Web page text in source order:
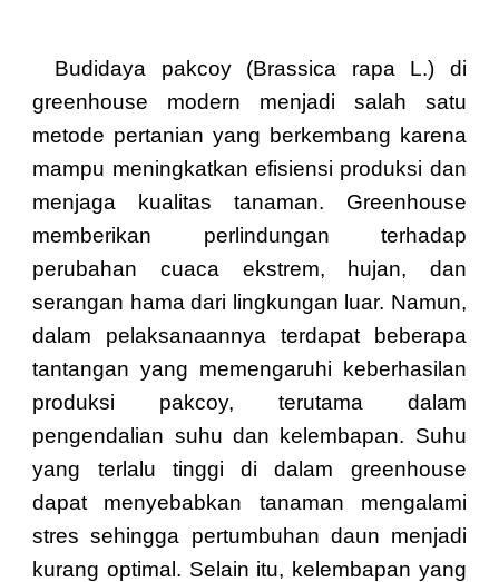
Budidaya pakcoy (Brassica rapa L.) di
greenhouse modern menjadi salah satu
metode pertanian yang berkembang karena
mampu meningkatkan efisiensi produksi dan
menjaga kualitas tanaman. Greenhouse
memberikan perlindungan terhadap
perubahan cuaca ekstrem, hujan, dan
serangan hama dari lingkungan luar. Namun,
dalam pelaksanaannya terdapat beberapa
tantangan yang memengaruhi keberhasilan
produksi pakcoy, terutama dalam
pengendalian suhu dan kelembapan. Suhu
yang terlalu tinggi di dalam greenhouse
dapat menyebabkan tanaman mengalami
stres sehingga pertumbuhan daun menjadi
kurang optimal. Selain itu, kelembapan yang